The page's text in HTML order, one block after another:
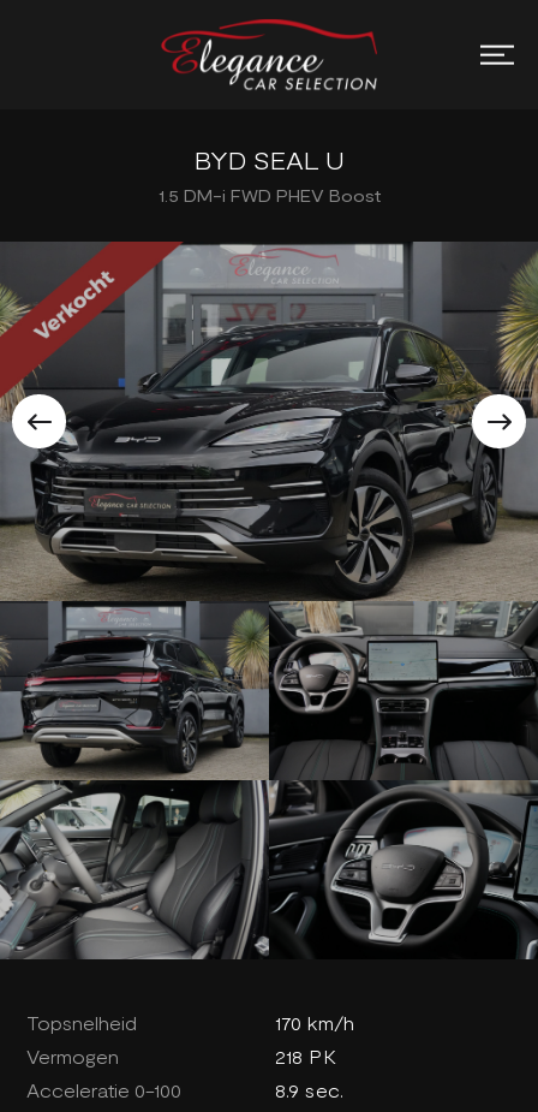
BYD SEAL U
1.5 DM-i FWD PHEV Boost
Topsnelheid
170 km/h
Vermogen
218 PK
Acceleratie 0-100
8.9 sec.